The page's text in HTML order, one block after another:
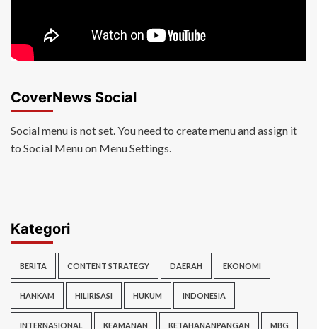
CoverNews Social
Social menu is not set. You need to create menu and assign it
to Social Menu on Menu Settings.
Kategori
BERITA CONTENT STRATEGY DAERAH EKONOMI
HANKAM HILIRISASI HUKUM INDONESIA
INTERNASIONAL KEAMANAN KETAHANANPANGAN MBG